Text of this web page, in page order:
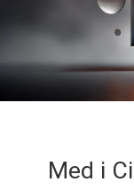
Med i